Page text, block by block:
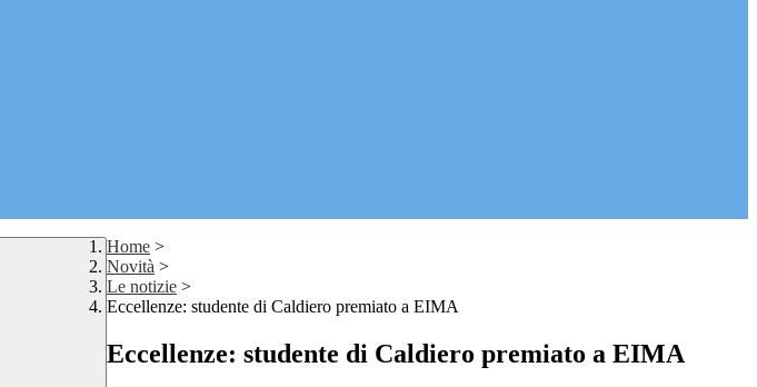
Home >
Novità >
Le notizie >
Eccellenze: studente di Caldiero premiato a EIMA
Eccellenze: studente di Caldiero premiato a EIMA